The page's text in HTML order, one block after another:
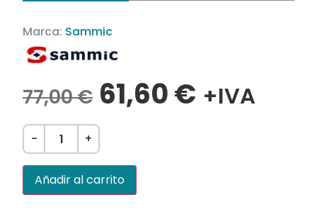
Marca: Sammic
77,00€ 61,60€ +IVA
- +
Añadir al carrito